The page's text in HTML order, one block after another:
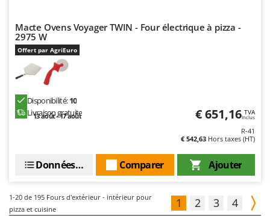
Macte Ovens Voyager TWIN - Four électrique à pizza -
2975 W
Offert par AgriEuro
Disponibilité:10
Livraison gratuite
13 août - 17 août € 651,16 TVA
Inclus
R-41
€ 542,63 Hors taxes (HT)
Ajouter
Comparer
Données techniques
1-20 de 195 Fours d'extérieur - intérieur pour
pizza et cuisine
1 2 3 4